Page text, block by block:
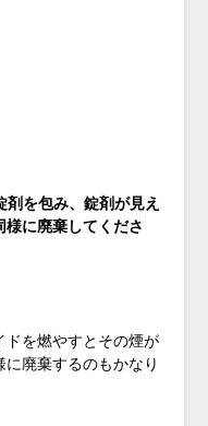
を包み、錠剤が見え
に廃棄してくださ
ドを燃やすとその煙が
廃棄するのもかなり